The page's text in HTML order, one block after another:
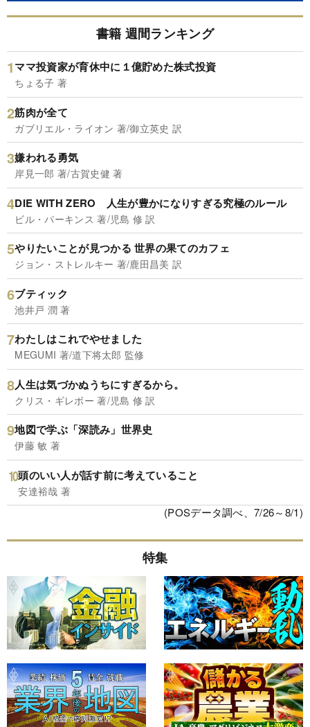
書籍 週間ランキング
ママ投資家が育休中に１億貯めた株式投資
ちょる子 著
筋肉が全て
ガブリエル・ライオン 著/御立英史 訳
嫌われる勇気
岸見一郎 著/古賀史健 著
DIE WITH ZERO 人生が豊かになりすぎる究極のルール
ビル・パーキンス 著/児島 修 訳
やりたいことが見つかる 世界の果てのカフェ
ジョン・ストレルキー 著/鹿田昌美 訳
ブティック
池井戸 潤 著
わたしはこれでやせました
MEGUMI 著/道下将太郎 監修
人生は気づかぬうちにすぎるから。
クリス・ギレボー 著/児島 修 訳
地図で学ぶ「深読み」世界史
伊藤 敏 著
頭のいい人が話す前に考えていること
安達裕哉 著
(POSデータ調べ、7/26～8/1)
特集